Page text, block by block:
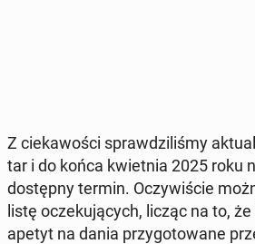
Z cie­ka­wo­ści spraw­dzi­li­śmy
tar i do końca kwiet­nia 2025 roku
do­stęp­ny termin. Oczy­wi­ście
listę ocze­ku­ją­cych, licząc na to,
apetyt na dania przy­go­to­wa­ne